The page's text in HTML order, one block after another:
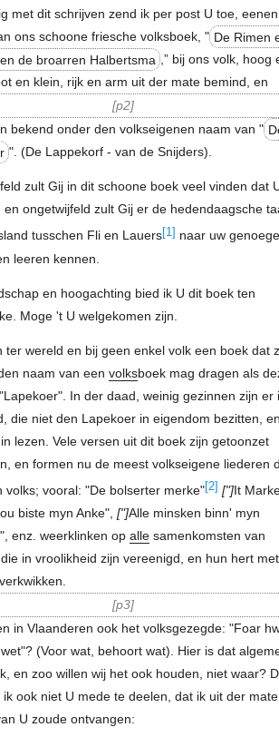
met dit schrijven zend ik per post U toe, eenen
ons schoone friesche volksboek, " De Rimen
de broarren Halbertsma ,” bij ons volk, hoog
en klein, rijk en arm uit der mate bemind, en
p2
bekend onder den volkseigenen naam van "
". (De Lappekorf - van de Snijders).
zult Gij in dit schoone boek veel vinden dat
en ongetwijfeld zult Gij er de hedendaagsche
tusschen Fli en Lauers[1] naar uw
leeren kennen.
en hoogachting bied ik U dit boek ten
Moge 't U welgekomen zijn.
ter wereld en bij geen enkel volk een boek dat
naam van een volksboek mag dragen als
In der daad, weinig gezinnen zijn er
die niet den Lapekoer in eigendom bezitten,
lezen. Vele versen uit dit boek zijn getoonzet
en formen nu de meest volkseigene liederen
volks; vooral: "De bolserter merke"[2] " It
biste myn Anke", " Alle minsken binn' myn
enz. weerklinken op allesamenkomsten van
in vroolikheid zijn vereenigd, en hun hert met
p3
in Vlaanderen ook het volksgezegde: "Foar
(Voor wat, behoort wat). Hier is dat
en zoo willen wij het ook houden, niet waar?
ik ook niet U mede te deelen, dat ik uit der mate
U zoude ontvangen: